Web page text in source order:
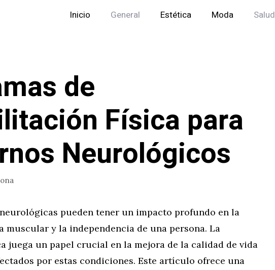
Inicio General Estética Moda Salud
de
Física para
Neurológicos
pueden tener un impacto profundo en la
muscular y la independencia de una persona. La
juega un papel crucial en la mejora de la calidad de vida
por estas condiciones. Este artículo ofrece una